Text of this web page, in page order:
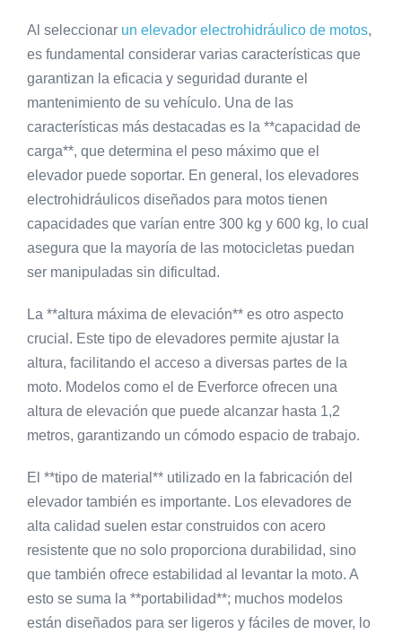
Al seleccionar un elevador electrohidráulico de motos,
es fundamental considerar varias características que
garantizan la eficacia y seguridad durante el
mantenimiento de su vehículo. Una de las
características más destacadas es la **capacidad de
carga**, que determina el peso máximo que el
elevador puede soportar. En general, los elevadores
electrohidráulicos diseñados para motos tienen
capacidades que varían entre 300 kg y 600 kg, lo cual
asegura que la mayoría de las motocicletas puedan
ser manipuladas sin dificultad.
La **altura máxima de elevación** es otro aspecto
crucial. Este tipo de elevadores permite ajustar la
altura, facilitando el acceso a diversas partes de la
moto. Modelos como el de Everforce ofrecen una
altura de elevación que puede alcanzar hasta 1,2
metros, garantizando un cómodo espacio de trabajo.
El **tipo de material** utilizado en la fabricación del
elevador también es importante. Los elevadores de
alta calidad suelen estar construidos con acero
resistente que no solo proporciona durabilidad, sino
que también ofrece estabilidad al levantar la moto. A
esto se suma la **portabilidad**; muchos modelos
están diseñados para ser ligeros y fáciles de mover, lo